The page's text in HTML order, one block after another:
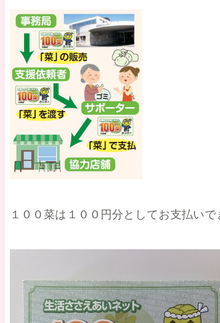
１００菜は１００円分としてお支払い